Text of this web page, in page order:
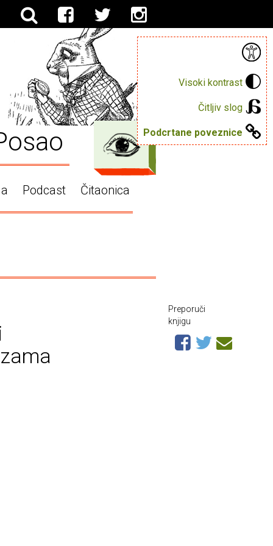
Visoki kontrast
Čitljiv slog
Podcrtane poveznice
Podcast Čitaonica
Preporuči
knjigu